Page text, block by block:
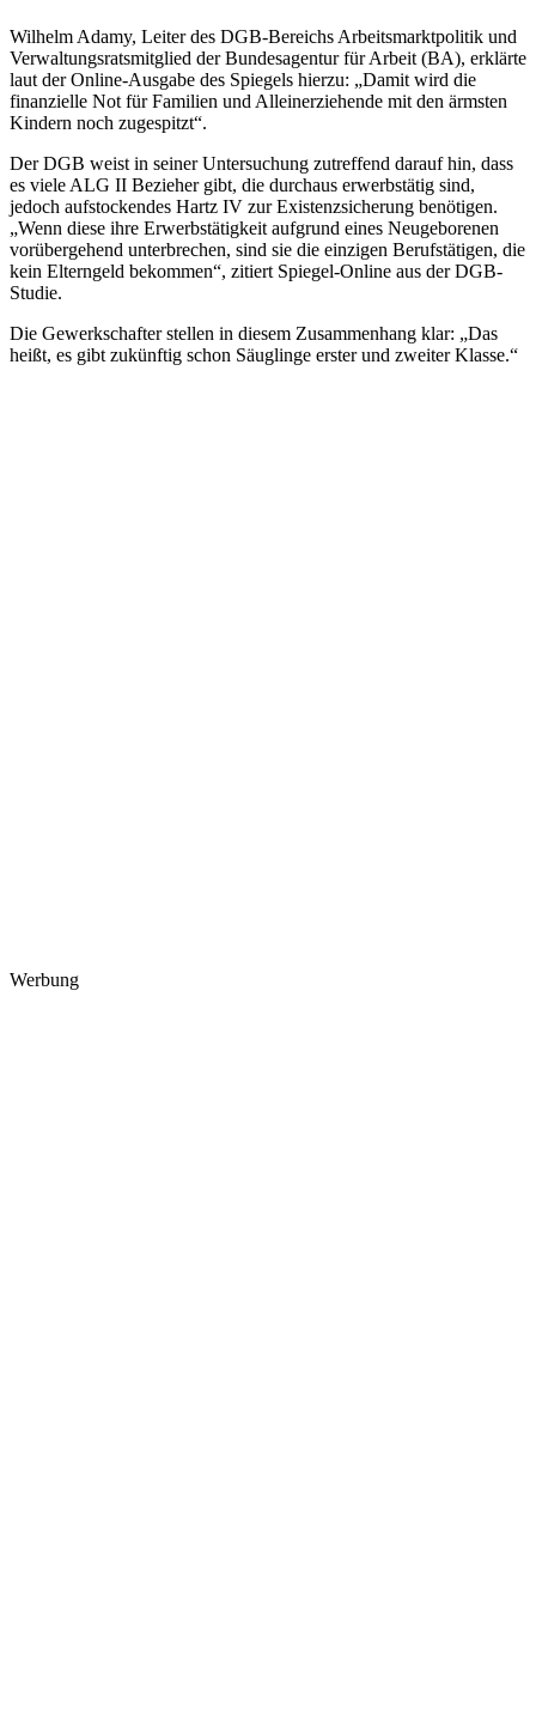
Wilhelm Adamy, Leiter des DGB-Bereichs Arbeitsmarktpolitik und
Verwaltungsratsmitglied der Bundesagentur für Arbeit (BA), erklärte
laut der Online-Ausgabe des Spiegels hierzu: „Damit wird die
finanzielle Not für Familien und Alleinerziehende mit den ärmsten
Kindern noch zugespitzt“.
Der DGB weist in seiner Untersuchung zutreffend darauf hin, dass
es viele ALG II Bezieher gibt, die durchaus erwerbstätig sind,
jedoch aufstockendes Hartz IV zur Existenzsicherung benötigen.
„Wenn diese ihre Erwerbstätigkeit aufgrund eines Neugeborenen
vorübergehend unterbrechen, sind sie die einzigen Berufstätigen, die
kein Elterngeld bekommen“, zitiert Spiegel-Online aus der DGB-
Studie.
Die Gewerkschafter stellen in diesem Zusammenhang klar: „Das
heißt, es gibt zukünftig schon Säuglinge erster und zweiter Klasse.“
Werbung